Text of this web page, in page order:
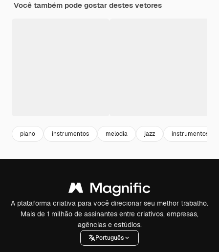
Você também pode gostar destes vetores
piano instrumentos melodia jazz instrumentos
A plataforma criativa para você direcionar seu melhor trabalho.
Mais de 1 milhão de assinantes entre criativos, empresas,
agências e estúdios.
Português